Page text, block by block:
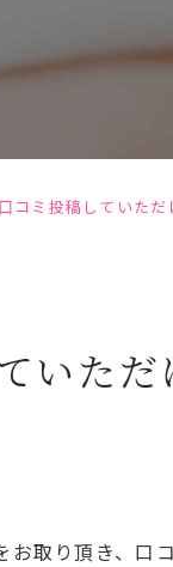
口コミ投稿していた
いた
お取り頂き、口